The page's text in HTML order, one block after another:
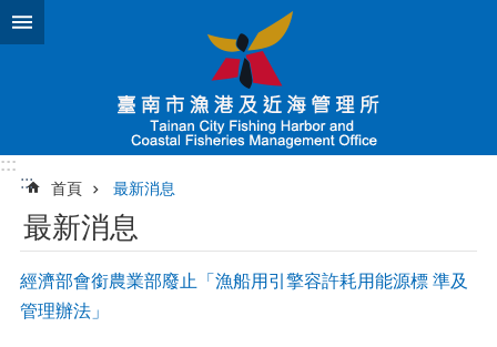
跳到主要內容區塊
:::
:::
首頁 最新消息
最新消息
經濟部會銜農業部廢止「漁船用引擎容許耗用能源標 準及
管理辦法」